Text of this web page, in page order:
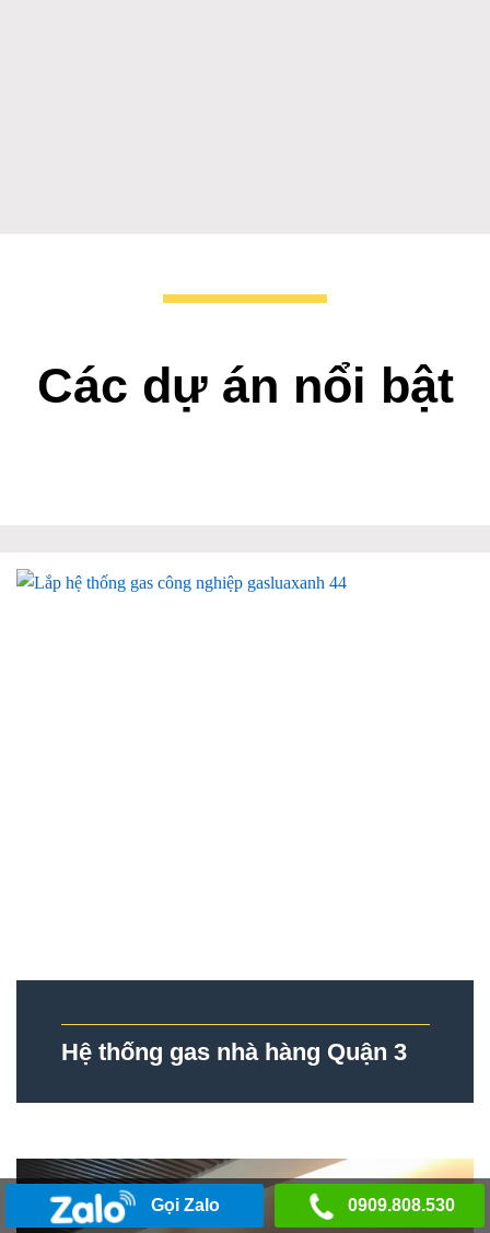
Các dự án nổi bật
Hệ thống gas nhà hàng Quận 3
Gọi Zalo 0909.808.530